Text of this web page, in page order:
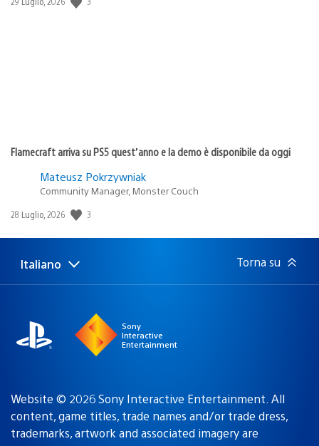
Flamecraft arriva su PS5 quest’anno e la demo è disponibile da oggi
Mateusz Pokrzywniak
Community Manager, Monster Couch
Data
pubblicazione:
28 Luglio, 2026 3
Seleziona
una
Regione
attuale:
Italiano Torna su
Sony
Interactive
Entertainment
Website © 2026 Sony Interactive Entertainment. All
content, game titles, trade names and/or trade dress,
trademarks, artwork and associated imagery are